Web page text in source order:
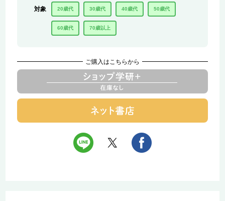
対象 20歳代 30歳代 40歳代 50歳代
60歳代 70歳以上
ご購入はこちらから